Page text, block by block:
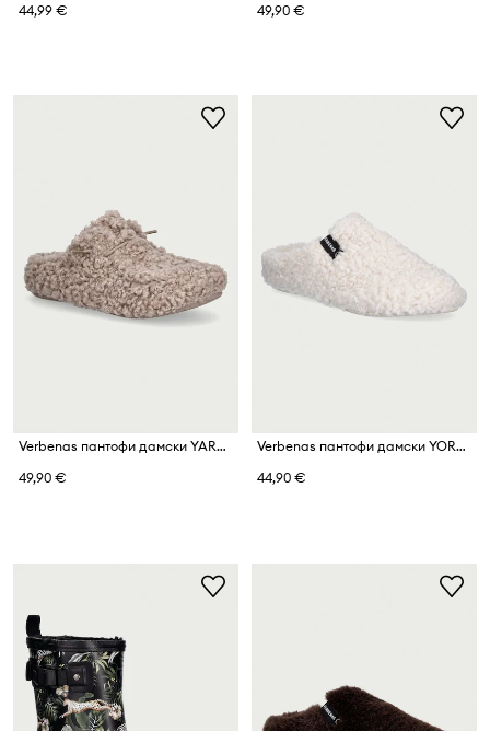
44,99 €
49,90 €
Verbenas пантофи дамски YARA CURLY
49,90 €
Verbenas пантофи дамски YORK CURLY
44,90 €